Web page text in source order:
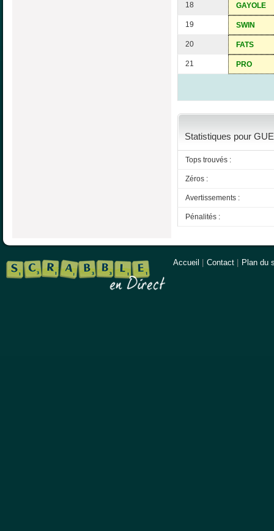
18 GAYOLE
19 SWIN
20 FATS
21 PRO
Statistiques pour
Tops trouvés :
Zéros :
Avertissements :
Pénalités :
Accueil Contact Plan du